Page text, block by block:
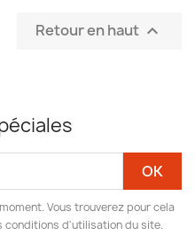
Retour en haut 
Vous trouverez pour cela
conditions d'utilisation du site.